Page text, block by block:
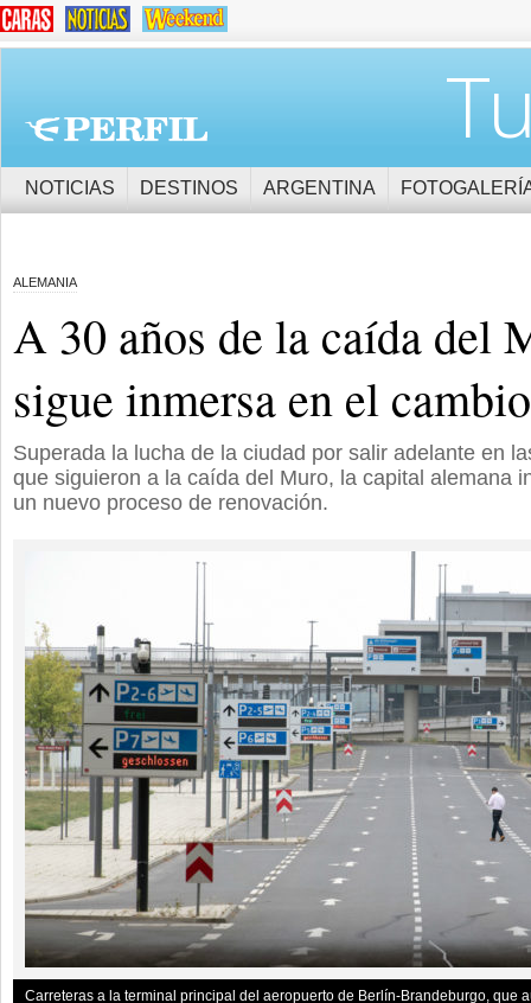
NOTICIAS DESTINOS ARGENTINA
ALEMANIA
A 30 años de la caída del
sigue inmersa en el cambio
Superada la lucha de la ciudad por salir adelante en
que siguieron a la caída del Muro, la capital alemana
un nuevo proceso de renovación.
Carreteras a la terminal principal del aeropuerto de Berlín-Brandeburgo, que